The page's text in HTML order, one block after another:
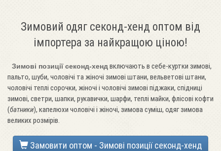
Зимовий одяг секонд-хенд оптом від
імпортера за найкращою ціною!
Зимові позиції секонд-хендвключають в себе-куртки зимові,
пальто, шуби, чоловічі та жіночі зимові штани, вельветові штани,
чоловічі теплі сорочки, жіночі і чоловічі зимові піджаки, спідниці
зимові, светри, шапки, рукавички, шарфи, теплі майки, флісові кофти
(батники), капелюхи чоловічі і жіночі, зимова суміш, одяг зимова
великих розмірів.
Замовити оптом - Зимові позиції секонд-хенд